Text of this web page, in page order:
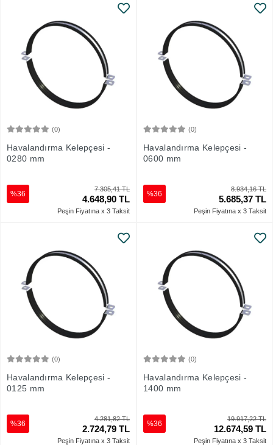
(0)
Havalandırma Kelepçesi -
0280 mm
7.305,41 TL
4.648,90 TL
%36
Peşin Fiyatına x 3 Taksit
(0)
Havalandırma Kelepçesi -
0600 mm
8.934,16 TL
5.685,37 TL
%36
Peşin Fiyatına x 3 Taksit
(0)
Havalandırma Kelepçesi -
0125 mm
4.281,82 TL
2.724,79 TL
%36
Peşin Fiyatına x 3 Taksit
(0)
Havalandırma Kelepçesi -
1400 mm
19.917,22 TL
12.674,59 TL
%36
Peşin Fiyatına x 3 Taksit